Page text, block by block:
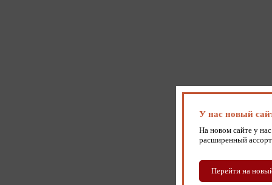
У нас новый
На новом сайте у
расширенный
Перейти на